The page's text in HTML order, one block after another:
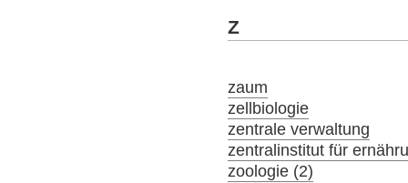
Z
zaum
zellbiologie
zentrale verwaltung
zentralinstitut für
zoologie (2)